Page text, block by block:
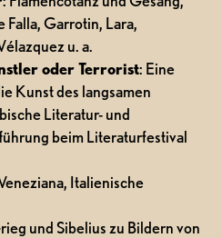
Falla, Garrotin, Lara,
u. a.
oder Terrorist: Eine
Kunst des langsamen
Literatur- und
beim Literaturfestival
Italienische
und Sibelius zu Bildern von